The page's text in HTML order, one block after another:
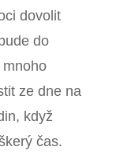
dovolit
do
ze dne na
když
čas.